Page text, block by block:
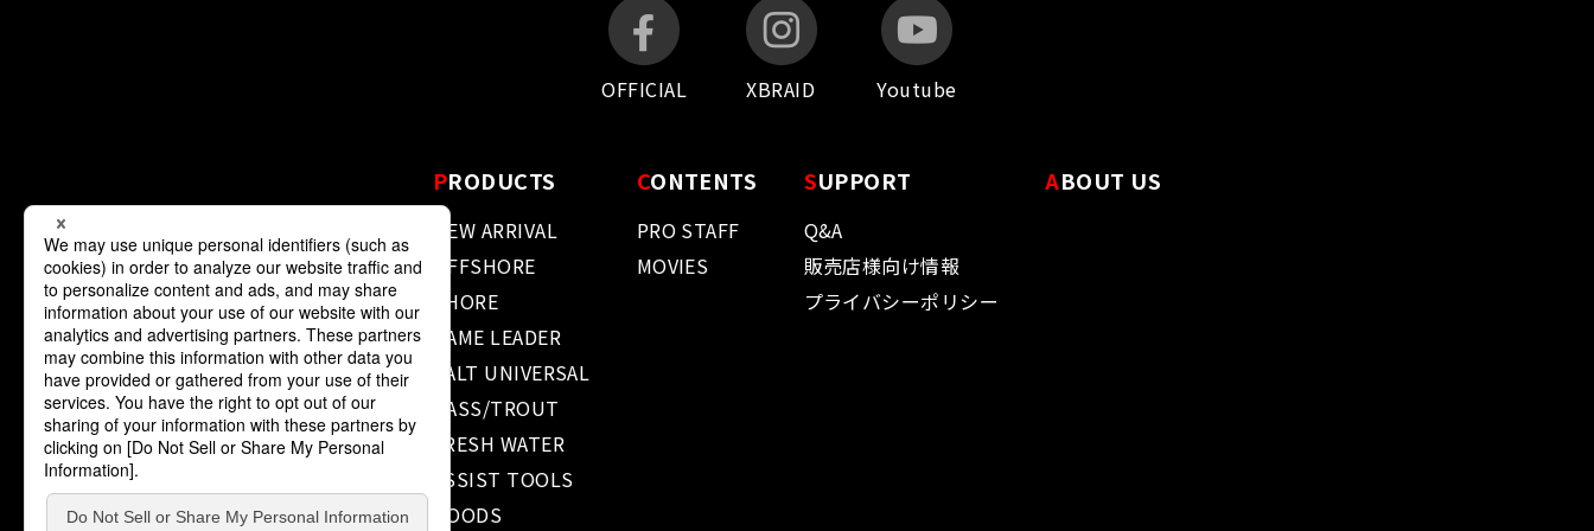
OFFICIAL XBRAID Youtube
PRODUCTS
NEW ARRIVAL
OFFSHORE
SHORE
GAME LEADER
SALT UNIVERSAL
BASS/TROUT
FRESH WATER
ASSIST TOOLS
GOODS
CONTENTS
PRO STAFF
MOVIES
SUPPORT
Q&A
販売店様向け情報
プライバシーポリシー
ABOUT US